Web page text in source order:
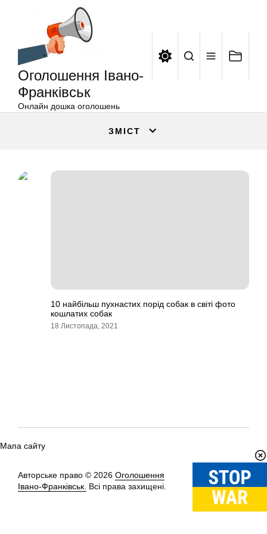
Оголошення Івано-
Франківськ
Онлайн дошка оголошень
ЗМІСТ
10 найбільш пухнастих порід собак в світі фото
кошлатих собак
18 Листопада, 2021
Мапа сайту
Авторське право © 2026 Оголошення
Івано-Франківськ. Всі права захищені.
Вгору↑